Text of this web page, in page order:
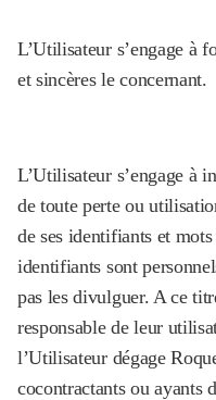
L’Utilisateur s’engage à
et sincères le concernant.
L’Utilisateur s’engage à
de toute perte ou
de ses identifiants et
identifiants sont
pas les divulguer. A ce
responsable de leur
l’Utilisateur dégage
cocontractants ou ayants